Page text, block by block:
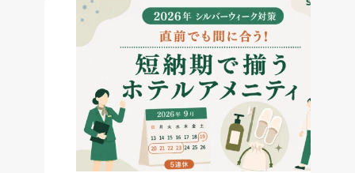
オリジナルグッ
ズ制作
SUSPRO運営会社
サイトマップ
コーポレートサイト
プライバシーポリシー